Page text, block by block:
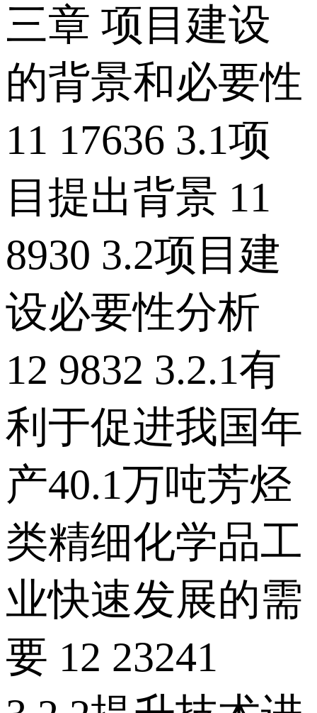
三章 项目建设
的背景和必要性
11 17636 3.1项
目提出背景 11
8930 3.2项目建
设必要性分析
12 9832 3.2.1有
利于促进我国年
产40.1万吨芳烃
类精细化学品工
业快速发展的需
要 12 23241